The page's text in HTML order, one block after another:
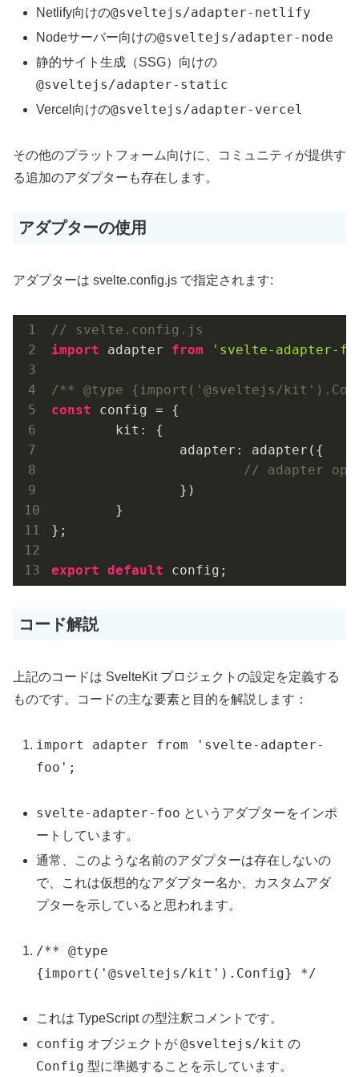
Netlify向けの@sveltejs/adapter-netlify
Nodeサーバー向けの@sveltejs/adapter-node
静的サイト生成（SSG）向けの
@sveltejs/adapter-static
Vercel向けの@sveltejs/adapter-vercel
その他のプラットフォーム向けに、コミュニティが提供す
る追加のアダプターも存在します。
アダプターの使用
アダプターは svelte.config.js で指定されます:
// svelte.config.js
import adapter from 'svelte-adapter-
/** @type {import('@sveltejs/
const config = {
// adapter
};
export default config;
コード解説
上記のコードは SvelteKit プロジェクトの設定を定義する
ものです。コードの主な要素と目的を解説します：
import adapter from 'svelte-adapter-
foo';
svelte-adapter-foo というアダプターをインポ
ートしています。
通常、このような名前のアダプターは存在しないの
で、これは仮想的なアダプター名か、カスタムアダ
プターを示していると思われます。
/** @type
{import('@sveltejs/kit').Config} */
これは TypeScript の型注釈コメントです。
config オブジェクトが@sveltejs/kit の
Config 型に準拠することを示しています。